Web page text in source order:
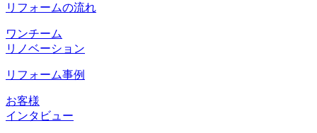
リフォームの流れ
ワンチーム
リノベーション
リフォーム事例
お客様
インタビュー